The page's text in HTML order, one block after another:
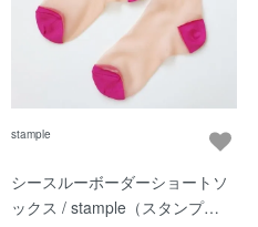
stample
シースルーボーダーショートソ
ックス / stample（スタンプ